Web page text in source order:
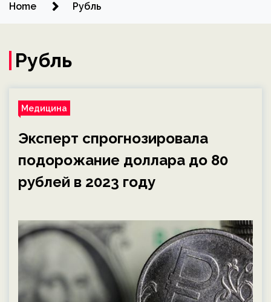
Home Рубль
Рубль
Медицина
Эксперт спрогнозировала
подорожание доллара до 80
рублей в 2023 году